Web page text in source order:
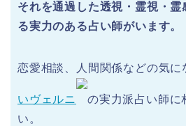
それを通過した透視・霊視・
る実力のある占い師がいます。
恋愛相談、人間関係などの気に
いヴェルニ
の実力派占い師に
い。